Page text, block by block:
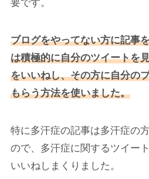
要です。
ブログをやってない方に記事
は積極的に自分のツイートを
をいいねし、その方に自分の
もらう方法を使いました。
特に多汗症の記事は多汗症の
ので、多汗症に関するツイー
いいねしまくりました。